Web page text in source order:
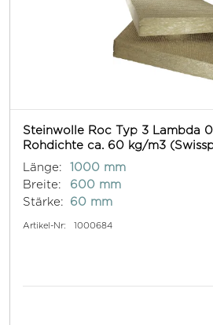
Steinwolle Roc Typ 3 Lambda
Rohdichte ca. 60 kg/m3
Länge:
1000 mm
Breite:
600 mm
Stärke:
60 mm
Artikel-Nr: 1000684